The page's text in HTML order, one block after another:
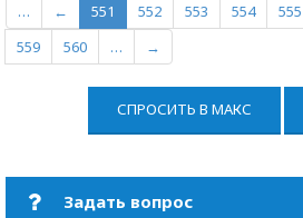
… ← 551 552 553 554 555
559
560 … →
СПРОСИТЬ В МАКС
Задать вопрос